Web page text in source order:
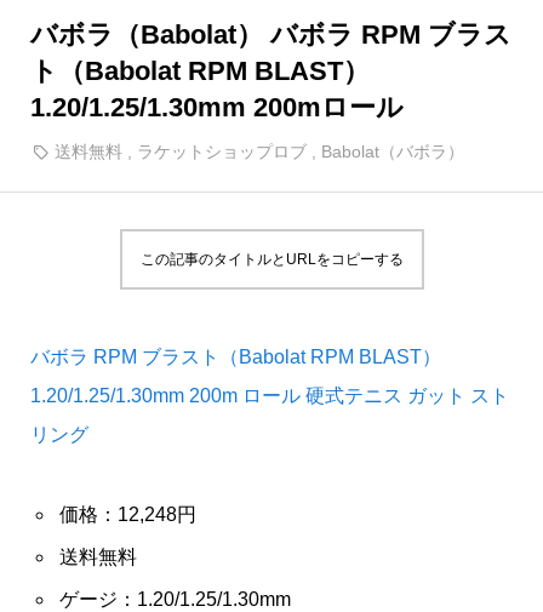
バボラ（Babolat） バボラ RPM ブラス
ト（Babolat RPM BLAST）
1.20/1.25/1.30mm 200mロール
送料無料 , ラケットショップロブ , Babolat（バボラ）
この記事のタイトルとURLをコピーする
バボラ RPM ブラスト（Babolat RPM BLAST）
1.20/1.25/1.30mm 200m ロール 硬式テニス ガット スト
リング
価格：12,248円
送料無料
ゲージ：1.20/1.25/1.30mm